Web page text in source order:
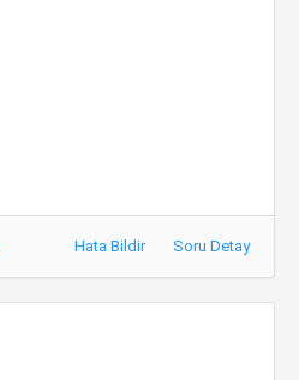
Hata Bildir Soru Detay